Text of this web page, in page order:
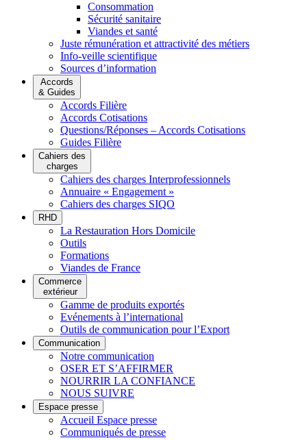
Consommation
Sécurité sanitaire
Viandes et santé
Juste rémunération et attractivité des métiers
Info-veille scientifique
Sources d’information
Accords
& Guides
Accords Filière
Accords Cotisations
Questions/Réponses – Accords Cotisations
Guides Filière
Cahiers des
charges
Cahiers des charges Interprofessionnels
Annuaire « Engagement »
Cahiers des charges SIQO
RHD
La Restauration Hors Domicile
Outils
Formations
Viandes de France
Commerce
extérieur
Gamme de produits exportés
Evénements à l’international
Outils de communication pour l’Export
Communication
Notre communication
OSER ET S’AFFIRMER
NOURRIR LA CONFIANCE
NOUS SUIVRE
Espace presse
Accueil Espace presse
Communiqués de presse